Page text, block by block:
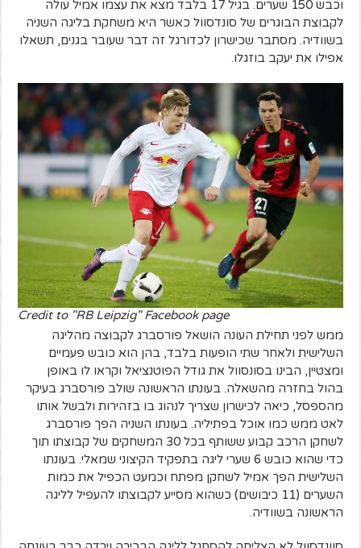
וכבש 150 שערים. בגיל 17 בלבד מצא את עצמו אמיל עולה
לקבוצת הבוגרים של סונדסוול כאשר היא משחקת בליגה השניה
בשוודיה. מסתבר שכישרון לכדורגל זה דבר שעובר בגנים, תשאלו
אפילו את יעקב בוזגלו.
Credit to "RB Leipzig" Facebook page
ממש לפני תחילת העונה הושאל פורסברג לקבוצה מהליגה
השלישית ולאחר שתי הופעות בלבד, בהן הוא כובש פעמיים
ומצטיין, הבינו בסונסוול את גודל הפוטנציאל וקראו לו באופן
בהול בחזרה מהשאלה. בעונתו הראשונה שולב פורסברג בעיקר
מהספסל, כיאה לכישרון שצריך לנהוג בו בזהירות ולבשל אותו
לאט ממש כמו אוכל בפתיליה. בעונתו השניה הפך פורסברג
לשחקן הרכב קבוע ששותף בכל 30 המשחקים של קבוצתו תוך
כדי שהוא כובש 6 שערי ליגה בתפקיד הקיצוני שמאלי. בעונתו
השלישית הפך אמיל לשחקן מפתח וכמעט הכפיל את כמות
השערים (11 כיבושים) כשהוא מסייע לקבוצתו להעפיל לליגה
הראשונה בשוודיה.